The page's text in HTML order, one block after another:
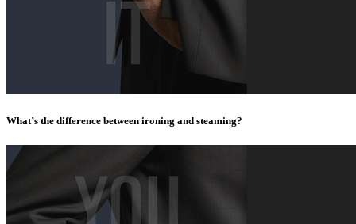
What’s the difference between ironing and steaming?